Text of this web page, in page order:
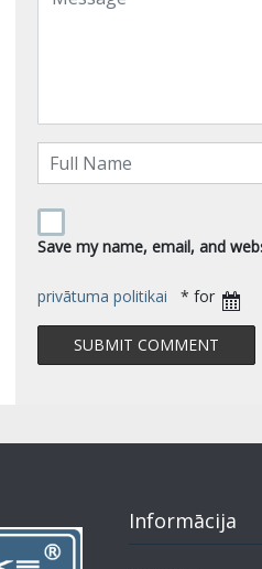
Save my name, email, and
privātuma politikai * for
Informācija